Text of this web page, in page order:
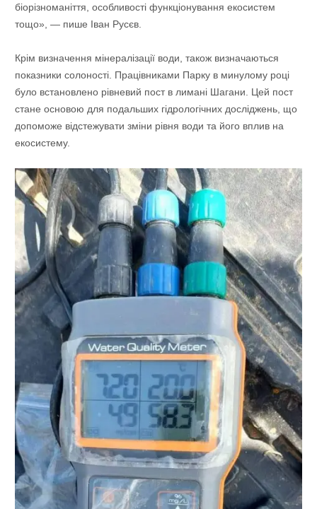
біорізноманіття, особливості функціонування екосистем
тощо», — пише Іван Русєв.
Крім визначення мінералізації води, також визначаються
показники солоності. Працівниками Парку в минулому році
було встановлено рівневий пост в лимані Шагани. Цей пост
стане основою для подальших гідрологічних досліджень, що
допоможе відстежувати зміни рівня води та його вплив на
екосистему.